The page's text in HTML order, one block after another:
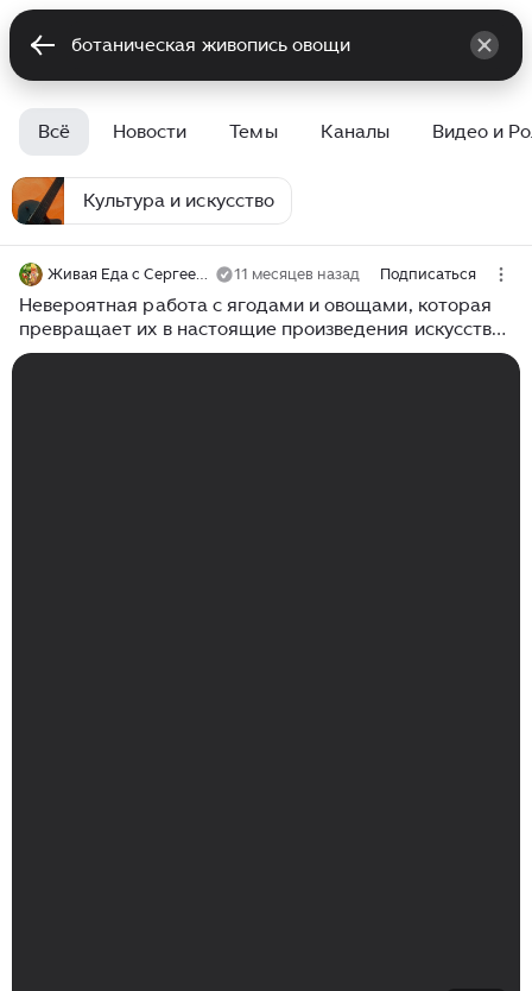
Всё Новости Темы Каналы Видео и
Культура и искусство
Живая Еда с Сергеем Малозёмовым 11 месяцев назад Подписаться
Невероятная работа с ягодами и овощами, которая
превращает их в настоящие произведения искусства
😍